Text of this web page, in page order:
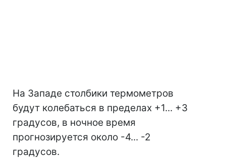
На Западе столбики термометров
будут колебаться в пределах +1... +3
градусов, в ночное время
прогнозируется около -4... -2
градусов.